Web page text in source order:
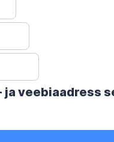
veebiaadress